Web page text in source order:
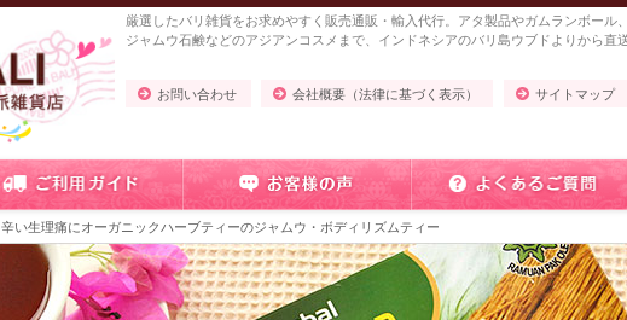
厳選したバリ雑貨をお求めやすく販売通販・輸入代行。アタ製品やガムランボール
ジャムウ石鹸などのアジアンコスメまで、インドネシアのバリ島ウブドよりから直
お問い合わせ 会社概要（法律に基づく表示） サイトマップ
辛い生理痛にオーガニックハーブティーのジャムウ・ボディリズムティー